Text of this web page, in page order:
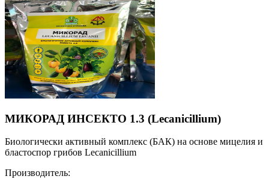
МИКОРАД ИНСЕКТО 1.3 (Lecanicillium)
Биологически активный комплекс (БАК) на основе мицелия и
бластоспор грибов Lecanicillium
Производитель: